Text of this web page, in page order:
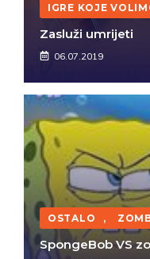
IGRE KOJE
Zasluži umrijeti
06.07.2019
OSTALO ,
SpongeBob VS